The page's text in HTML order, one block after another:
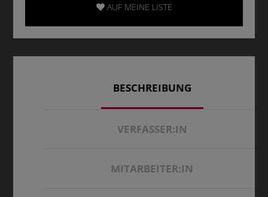
AUF MEINE LISTE
BESCHREIBUNG
VERFASSER:IN
MITARBEITER:IN